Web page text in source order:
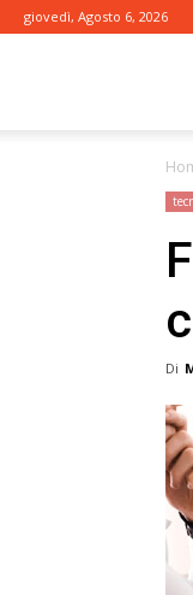
giovedì, Agosto 6, 2026
Di